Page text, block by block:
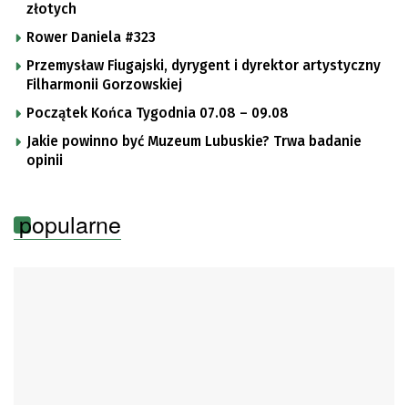
złotych
Rower Daniela #323
Przemysław Fiugajski, dyrygent i dyrektor artystyczny
Filharmonii Gorzowskiej
Początek Końca Tygodnia 07.08 – 09.08
Jakie powinno być Muzeum Lubuskie? Trwa badanie
opinii
popularne